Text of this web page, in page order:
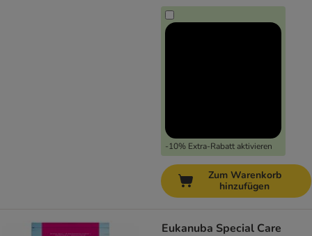
-10% Extra-Rabatt aktivieren
Zum Warenkorb
hinzufügen
Eukanuba Special Care